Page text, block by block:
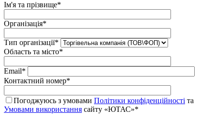
Ім'я та прізвище*
Організація*
Тип організації*
Область та місто*
Email*
Контактний номер*
Погоджуюсь з умовами Політики конфіденційності та
Умовами використання сайту «ЮТАС»*